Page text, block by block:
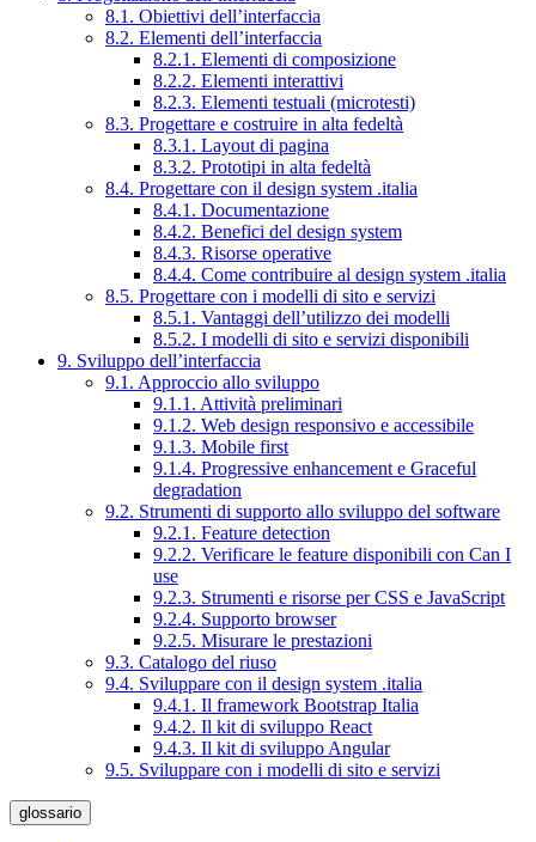
8.1. Obiettivi dell’interfaccia
8.2. Elementi dell’interfaccia
8.2.1. Elementi di composizione
8.2.2. Elementi interattivi
8.2.3. Elementi testuali (microtesti)
8.3. Progettare e costruire in alta fedeltà
8.3.1. Layout di pagina
8.3.2. Prototipi in alta fedeltà
8.4. Progettare con il design system .italia
8.4.1. Documentazione
8.4.2. Benefici del design system
8.4.3. Risorse operative
8.4.4. Come contribuire al design system .italia
8.5. Progettare con i modelli di sito e servizi
8.5.1. Vantaggi dell’utilizzo dei modelli
8.5.2. I modelli di sito e servizi disponibili
9. Sviluppo dell’interfaccia
9.1. Approccio allo sviluppo
9.1.1. Attività preliminari
9.1.2. Web design responsivo e accessibile
9.1.3. Mobile first
9.1.4. Progressive enhancement e Graceful
degradation
9.2. Strumenti di supporto allo sviluppo del software
9.2.1. Feature detection
9.2.2. Verificare le feature disponibili con Can I
use
9.2.3. Strumenti e risorse per CSS e JavaScript
9.2.4. Supporto browser
9.2.5. Misurare le prestazioni
9.3. Catalogo del riuso
9.4. Sviluppare con il design system .italia
9.4.1. Il framework Bootstrap Italia
9.4.2. Il kit di sviluppo React
9.4.3. Il kit di sviluppo Angular
9.5. Sviluppare con i modelli di sito e servizi
glossario